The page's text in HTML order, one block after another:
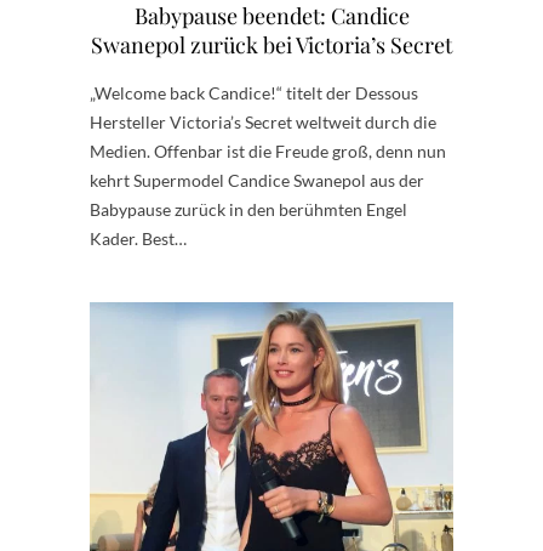
Babypause beendet: Candice
Swanepol zurück bei Victoria’s Secret
„Welcome back Candice!“ titelt der Dessous
Hersteller Victoria’s Secret weltweit durch die
Medien. Offenbar ist die Freude groß, denn nun
kehrt Supermodel Candice Swanepol aus der
Babypause zurück in den berühmten Engel
Kader. Best…